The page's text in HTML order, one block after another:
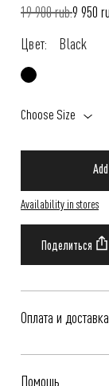
19 900 rub.9 950
Цвет:
Black
Choose Size
Availability in stores
Оплата и доставка
Помощь